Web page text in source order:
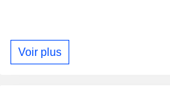
Voir plus